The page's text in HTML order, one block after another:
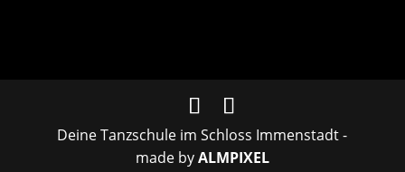
Deine Tanzschule im Schloss Immenstadt -
made byALMPIXEL